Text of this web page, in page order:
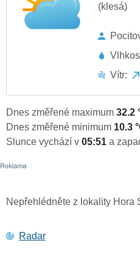
(klesá)
Vítr:
Dnes změřené maximum 32.2
Dnes změřené minimum 10.3
Slunce vychází v 05:51 a
Nepřehlédněte z lokality Hora
Radar